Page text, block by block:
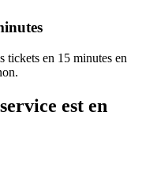
tickets en 15 minutes en
est en